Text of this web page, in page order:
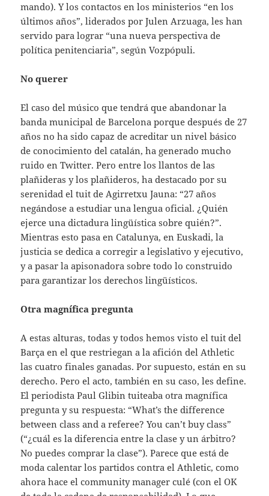
mando). Y los contactos en los ministerios “en los
últimos años”, liderados por Julen Arzuaga, les han
servido para lograr “una nueva perspectiva de
política penitenciaria”, según Vozpópuli.
No querer
El caso del músico que tendrá que abandonar la
banda municipal de Barcelona porque después de 27
años no ha sido capaz de acreditar un nivel básico
de conocimiento del catalán, ha generado mucho
ruido en Twitter. Pero entre los llantos de las
plañideras y los plañideros, ha destacado por su
serenidad el tuit de Agirretxu Jauna: “27 años
negándose a estudiar una lengua oficial. ¿Quién
ejerce una dictadura lingüística sobre quién?”.
Mientras esto pasa en Catalunya, en Euskadi, la
justicia se dedica a corregir a legislativo y ejecutivo,
y a pasar la apisonadora sobre todo lo construido
para garantizar los derechos lingüísticos.
Otra magnífica pregunta
A estas alturas, todas y todos hemos visto el tuit del
Barça en el que restriegan a la afición del Athletic
las cuatro finales ganadas. Por supuesto, están en su
derecho. Pero el acto, también en su caso, les define.
El periodista Paul Glibin tuiteaba otra magnífica
pregunta y su respuesta: “What’s the difference
between class and a referee? You can’t buy class”
(“¿cuál es la diferencia entre la clase y un árbitro?
No puedes comprar la clase”). Parece que está de
moda calentar los partidos contra el Athletic, como
ahora hace el community manager culé (con el OK